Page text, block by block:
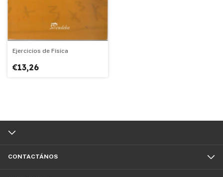
Ejercicios de Física
€13,26
CONTACTÁNOS